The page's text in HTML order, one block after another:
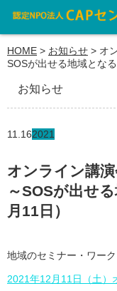
HOME > お知らせ > オ
SOSが出せる地域とな
お知らせ
11.162021
オンライン講
～SOSが出せ
月11日）
地域のセミナー・ワー
2021年12月11日（土）